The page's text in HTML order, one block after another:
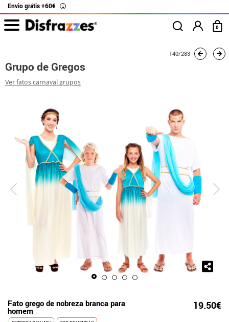
Envio grátis +60€ i
0
140/283
Grupo de Gregos
Ver fatos carnaval grupos
Fato grego de nobreza branca para
homem 19.50€